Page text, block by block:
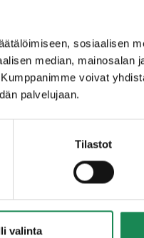
sosiaalisen
median, mainosalan
voivat
palvelujaan.
Tilastot
valinta
mikrobiologinen